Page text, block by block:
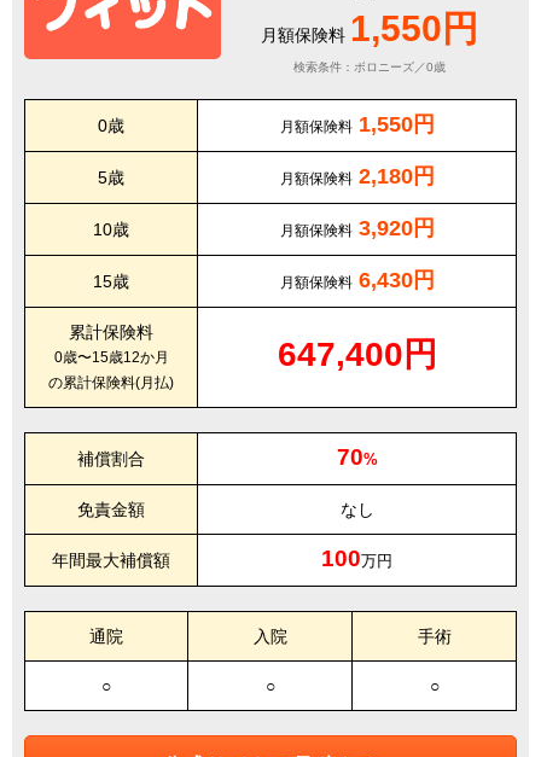
月額保険料 1,550円
検索条件：ボロニーズ／0歳
0歳 月額保険料 1,550円
5歳 月額保険料 2,180円
10歳 月額保険料 3,920円
15歳 月額保険料 6,430円
累計保険料
0歳〜15歳12か月
の累計保険料(月払)
647,400円
補償割合 70%
免責金額 なし
年間最大補償額 100万円
通院 入院 手術
○ ○ ○